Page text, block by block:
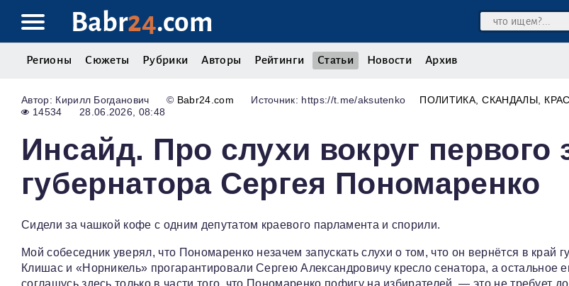
Babr24.com
Регионы Сюжеты Рубрики Авторы Рейтинги Статьи Новости Архив
Кирилл Богданович © Babr24.com Источник: https://t.me/aksutenko ПОЛИТИКА СКАНДАЛЫ
14534
28.06.2026, 08:48
Инсайд. Про слухи вокруг первого
губернатора Сергея Пономаренко
Сидели за чашкой кофе с одним депутатом краевого парламента и спорили.
Мой собеседник уверял, что Пономаренко незачем запускать слухи о том, что он вернётся в край
Клишас и «Норникель» прогарантировали Сергею Александровичу кресло сенатора, а остальное